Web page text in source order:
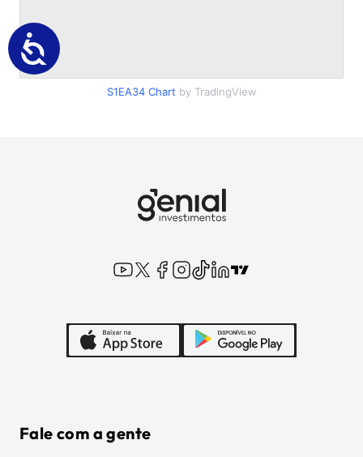
S1EA34Chart by TradingView
Fale com a gente